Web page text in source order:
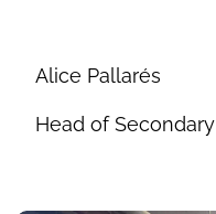
Alice Pallarés
Head of Secondary